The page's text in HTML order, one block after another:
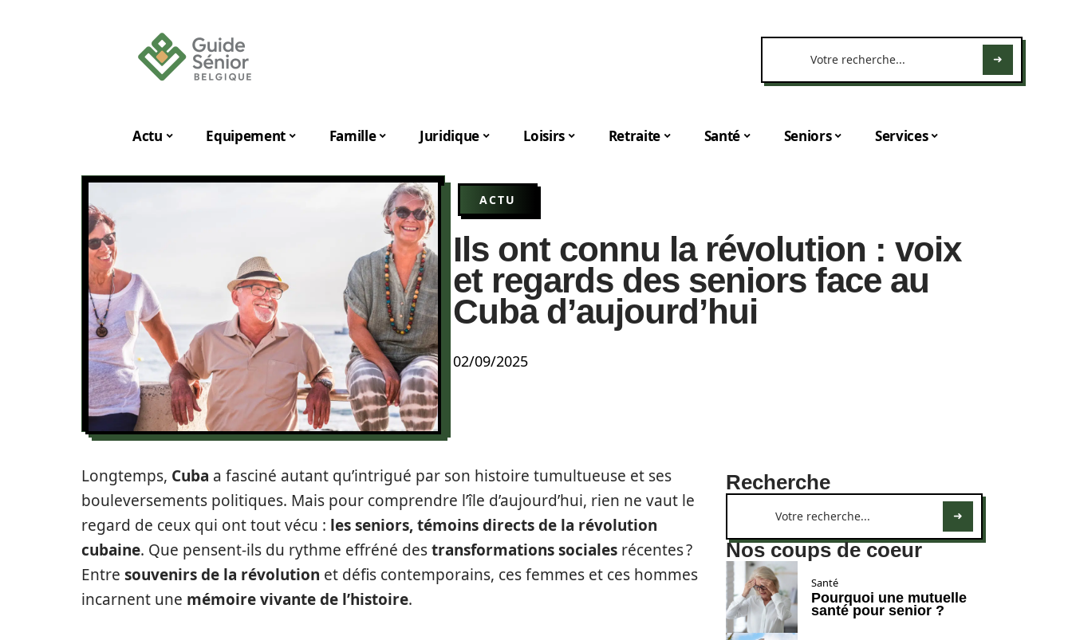
Actu Equipement Famille Juridique Loisirs Retraite Santé Seniors Services
ACTU
Ils ont connu la révolution : voix
et regards des seniors face au
Cuba d’aujourd’hui
02/09/2025
Longtemps, Cuba a fasciné autant qu’intrigué par son histoire tumultueuse et ses
bouleversements politiques. Mais pour comprendre l’île d’aujourd’hui, rien ne vaut le
regard de ceux qui ont tout vécu : les seniors, témoins directs de la révolution
cubaine. Que pensent-ils du rythme effréné destransformations sociales récentes ?
Entre souvenirs de la révolution et défis contemporains, ces femmes et ces hommes
incarnent une mémoire vivante de l’histoire.
Recherche
Nos coups de coeur
Santé
Pourquoi une mutuelle
santé pour senior ?